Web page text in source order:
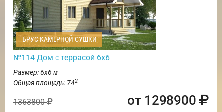
БРУС КАМЕРНОЙ СУШКИ
№114 Дом с террасой 6х6
Размер: 6х6 м
Общая площадь: 742
1363800 от 1298900